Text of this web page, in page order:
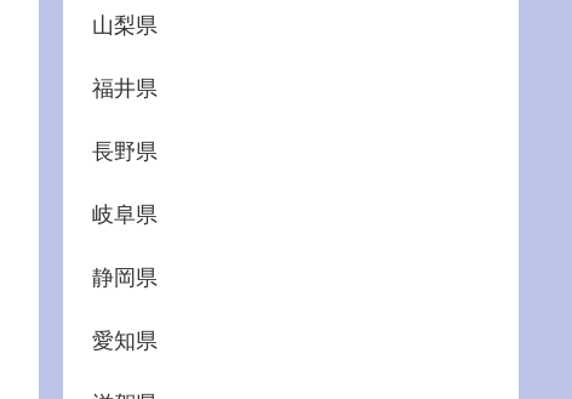
山梨県
福井県
長野県
岐阜県
静岡県
愛知県